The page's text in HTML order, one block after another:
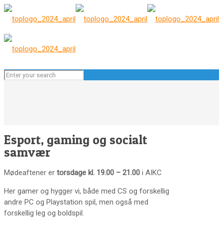
Esport, gaming og socialt
samvær
Mødeaftener er torsdage kl. 19.00 – 21.00 i AIKC
Her gamer og hygger vi, både med CS og forskellig
andre PC og Playstation spil, men også med
forskellig leg og boldspil.